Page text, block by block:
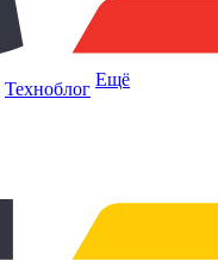
Техноблог Ещё